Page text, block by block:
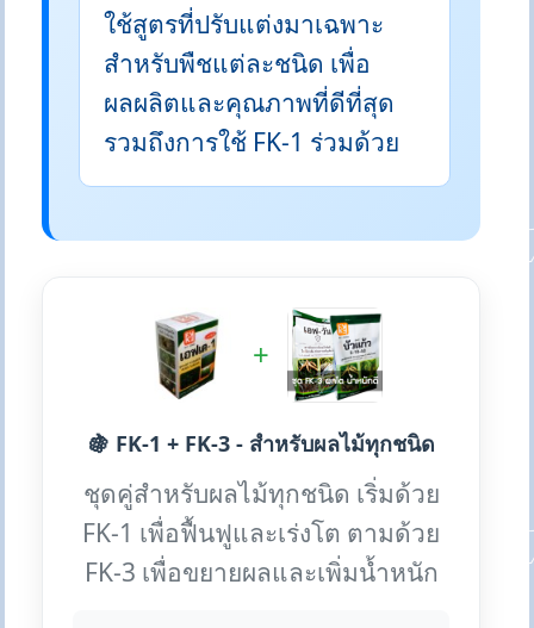
ใช้สูตรที่ปรับแต่งมาเฉพาะ
สำหรับพืชแต่ละชนิด เพื่อ
ผลผลิตและคุณภาพที่ดีที่สุด
รวมถึงการใช้ FK-1 ร่วมด้วย
+
🍇 FK-1 + FK-3 - สำหรับผลไม้ทุกชนิด
ชุดคู่สำหรับผลไม้ทุกชนิด เริ่มด้วย
FK-1 เพื่อฟื้นฟูและเร่งโต ตามด้วย
FK-3 เพื่อขยายผลและเพิ่มน้ำหนัก